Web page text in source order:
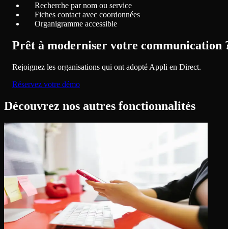
Recherche par nom ou service
Fiches contact avec coordonnées
Organigramme accessible
Prêt à moderniser votre communication
Rejoignez les organisations qui ont adopté Appli en Direct.
Réservez votre démo
Découvrez nos autres fonctionnalités